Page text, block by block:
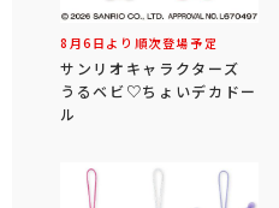
8月6日より順次登場予定
サンリオキャラクターズ
うるベビ♡ちょいデカドー
ル